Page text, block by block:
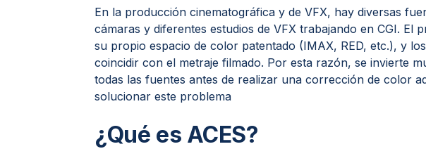
En la producción cinematográfica y de VFX, hay diversas
cámaras y diferentes estudios de VFX trabajando en CGI. El
su propio espacio de color patentado (IMAX, RED, etc.), y
coincidir con el metraje filmado. Por esta razón, se invierte
todas las fuentes antes de realizar una corrección de color
solucionar este problema
¿Qué es ACES?